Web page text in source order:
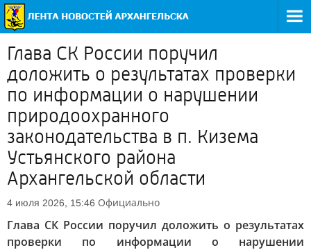
Глава СК России поручил
доложить о результатах проверки
по информации о нарушении
природоохранного
законодательства в п. Кизема
Устьянского района
Архангельской области
4 июля 2026, 15:46 Официально
Глава СК России поручил доложить о результатах
проверки по информации о нарушении